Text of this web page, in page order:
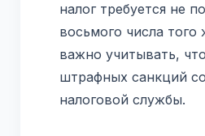
налог требуется не
восьмого числа
важно учитывать,
штрафных санкций
налоговой службы.